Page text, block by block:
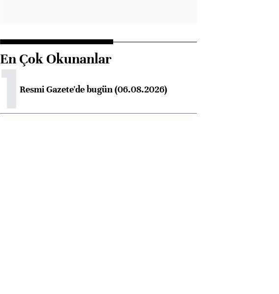
En Çok Okunanlar
1Resmi Gazete'de bugün (06.08.2026)